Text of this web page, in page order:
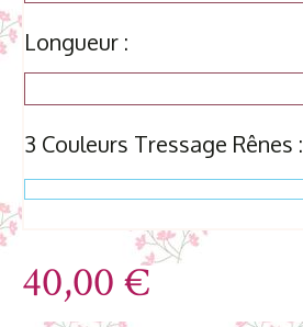
Longueur :
3 Couleurs Tressage Rênes :
40,00 €